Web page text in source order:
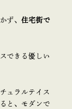
ず、住宅街で
できる優しい
ュラルテイス
と、モダンで